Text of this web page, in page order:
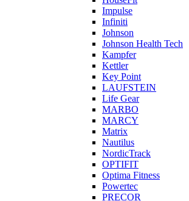
Impulse
Infiniti
Johnson
Johnson Health Tech
Kampfer
Kettler
Key Point
LAUFSTEIN
Life Gear
MARBO
MARCY
Matrix
Nautilus
NordicTrack
OPTIFIT
Optima Fitness
Powertec
PRECOR